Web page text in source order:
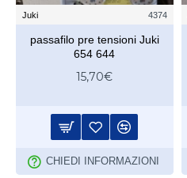
Juki 4374
passafilo pre tensioni Juki
654 644
15,70€
CHIEDI INFORMAZIONI